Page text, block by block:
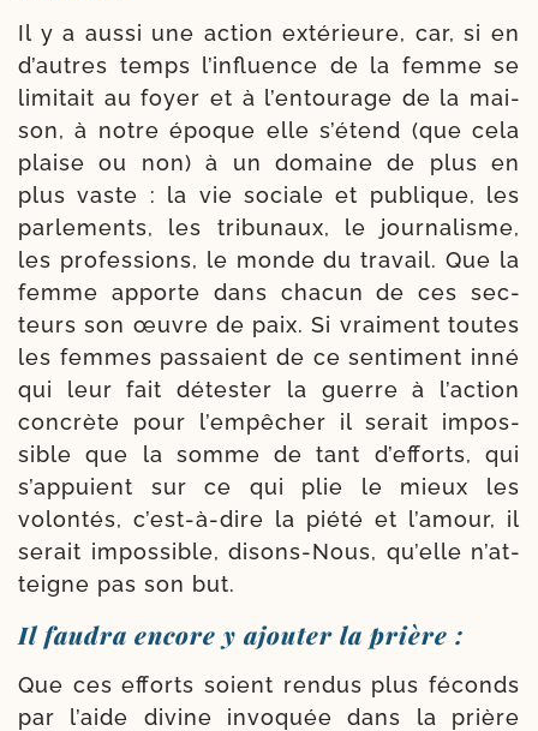
Il y a aus­si une action exté­rieure, car, si en
d’autres temps l’in­fluence de la femme se
limi­tait au foyer et à l’en­tou­rage de la mai­
son, à notre époque elle s’é­tend (que cela
plaise ou non) à un domaine de plus en
plus vaste : la vie sociale et publique, les
par­le­ments, les tri­bu­naux, le jour­na­lisme,
les pro­fes­sions, le monde du tra­vail. Que la
femme apporte dans cha­cun de ces sec­
teurs son œuvre de paix. Si vrai­ment toutes
les femmes pas­saient de ce sen­ti­ment inné
qui leur fait détes­ter la guerre à l’ac­tion
concrète pour l’empêcher il serait impos­
sible que la somme de tant d’ef­forts, qui
s’ap­puient sur ce qui plie le mieux les
volon­tés, c’est-​à-​dire la pié­té et l’a­mour, il
serait impos­sible, disons-​Nous, qu’elle n’at­
teigne pas son but.
Il faudra encore y ajouter la prière :
Que ces efforts soient ren­dus plus féconds
par l’aide divine invo­quée dans la prière